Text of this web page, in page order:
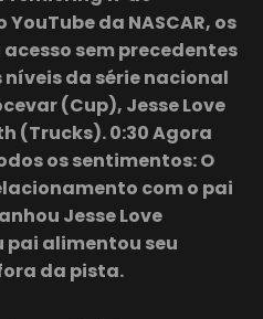
da NASCAR, os
acesso sem precedentes
da série nacional
(Cup), Jesse Love
(Trucks). 0:30 Agora
os sentimentos: O
com o pai
Jesse Love
alimentou seu
da pista.